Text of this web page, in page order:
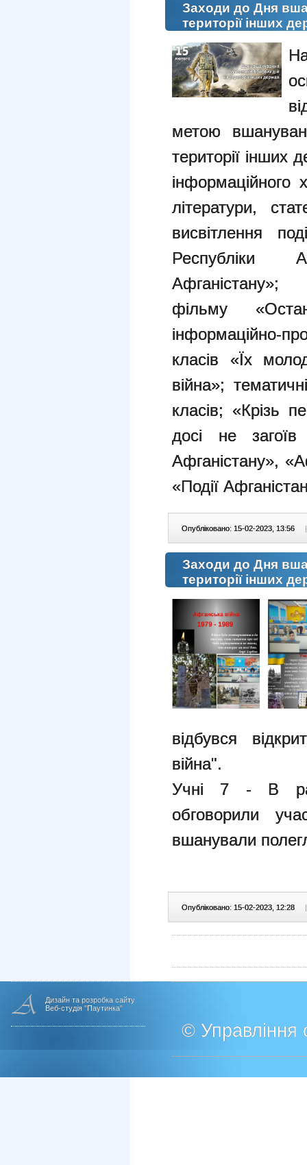
Заходи до Дня
території інших
метою
території інших
інформаційного
літератури,
висвітлення
Республіки
Афганістану»;
фільму
інформаційно-
класів «Їх
війна»;
класів; «Крізь
досі не
Афганістану»,
«Події
Опубліковано: 15-02-2023, 13:56 |
Заходи до Дня
території інших
відбувся
війна".
Учні 7 - В
обговорили
вшанували
Опубліковано: 15-02-2023, 12:28 |
Дизайн та розробка сайту
Веб-студія "Паутинка"
© Управління